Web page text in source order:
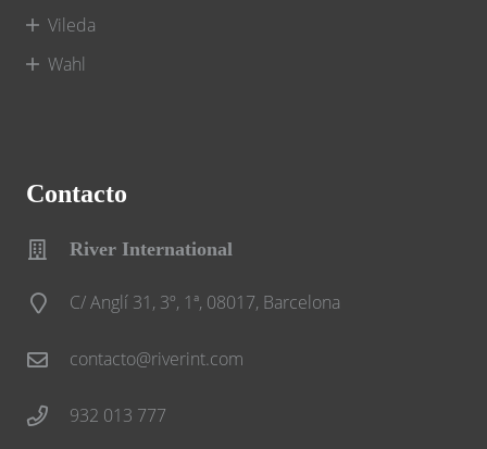
Vileda
Wahl
Contacto
River International
C/ Anglí 31, 3º, 1ª, 08017, Barcelona
contacto@riverint.com
932 013 777